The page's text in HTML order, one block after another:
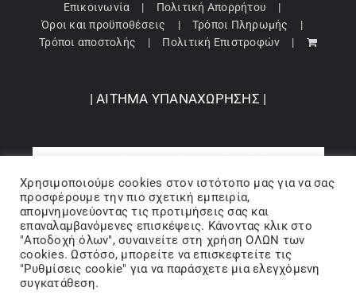
Επικοινωνία
Πολιτική Απορρήτου
Όροι και προϋποθέσεις
Τρόποι Πληρωμής
Τρόποι αποστολής
Πολιτική Επιστροφών
| ΑΙΤΗΜΑ ΥΠΑΝΑΧΩΡΗΣΗΣ |
Copyright 2024 © Barbopoulos store - All Rights Reserved |
Χρησιμοποιούμε cookies στον ιστότοπo μας για να σας
προσφέρουμε την πιο σχετική εμπειρία,
απομνημονεύοντας τις προτιμήσεις σας και
επαναλαμβανόμενες επισκέψεις. Κάνοντας κλικ στο
"Αποδοχή όλων", συναινείτε στη χρήση ΟΛΩΝ των
cookies. Ωστόσο, μπορείτε να επισκεφτείτε τις
"Ρυθμίσεις cookie" για να παράσχετε μια ελεγχόμενη
συγκατάθεση.